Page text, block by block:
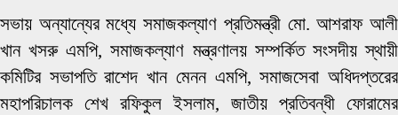
সভায় অন্যান্যের মধ্যে সমাজকল্যাণ প্রতিমন্ত্রী মো. আশরাফ আলী
খান খসরু এমপি, সমাজকল্যাণ মন্ত্রণালয় সম্পর্কিত সংসদীয় স্থায়ী
কমিটির সভাপতি রাশেদ খান মেনন এমপি, সমাজসেবা অধিদপ্তরের
মহাপরিচালক শেখ রফিকুল ইসলাম, জাতীয় প্রতিবন্ধী ফোরামের